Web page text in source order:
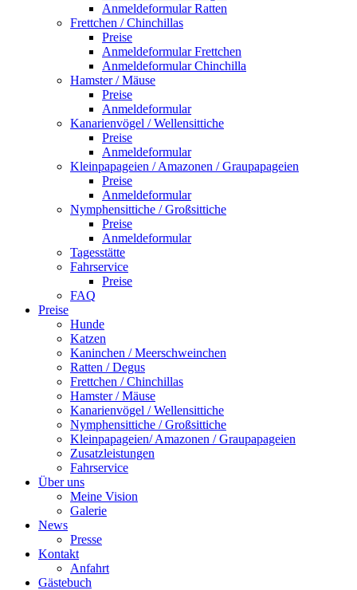
Anmeldeformular Ratten
Frettchen / Chinchillas
Preise
Anmeldeformular Frettchen
Anmeldeformular Chinchilla
Hamster / Mäuse
Preise
Anmeldeformular
Kanarienvögel / Wellensittiche
Preise
Anmeldeformular
Kleinpapageien / Amazonen / Graupapageien
Preise
Anmeldeformular
Nymphensittiche / Großsittiche
Preise
Anmeldeformular
Tagesstätte
Fahrservice
Preise
FAQ
Preise
Hunde
Katzen
Kaninchen / Meerschweinchen
Ratten / Degus
Frettchen / Chinchillas
Hamster / Mäuse
Kanarienvögel / Wellensittiche
Nymphensittiche / Großsittiche
Kleinpapageien/ Amazonen / Graupapageien
Zusatzleistungen
Fahrservice
Über uns
Meine Vision
Galerie
News
Presse
Kontakt
Anfahrt
Gästebuch